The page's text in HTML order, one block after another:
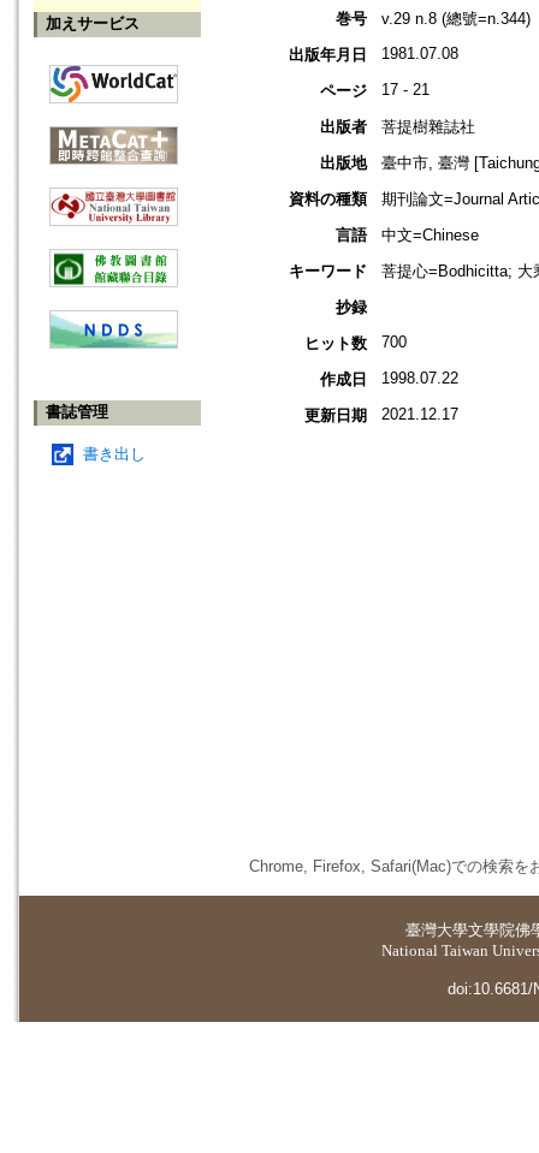
加えサービス
書誌管理
書き出し
巻号
v.29 n.8 (總號=n.344)
出版年月日
1981.07.08
ページ 17 - 21
出版者
菩提樹雜誌社
出版地
臺中市, 臺灣
資料の種類
期刊論文=Journal
言語
中文=Chinese
キーワード
菩提心=Bodhicitta; 大
抄録
ヒット数
700
作成日 1998.07.22
更新日期 2021.12.17
Chrome, Firefox, Safari(Mac)での検索を
臺灣大學文學院佛
National Taiwan
doi:10.6681/